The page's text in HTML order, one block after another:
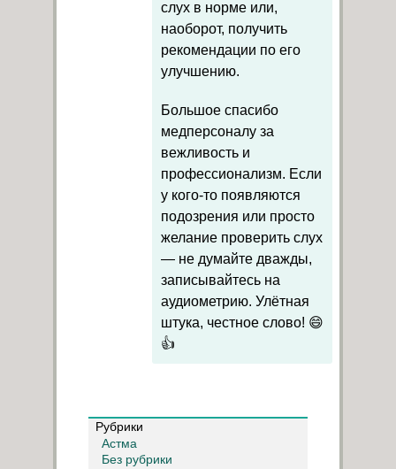
слух в норме или,
наоборот, получить
рекомендации по его
улучшению.
Большое спасибо
медперсоналу за
вежливость и
профессионализм. Если
у кого-то появляются
подозрения или просто
желание проверить слух
— не думайте дважды,
записывайтесь на
аудиометрию. Улётная
штука, честное слово! 😄
👍
Рубрики
Астма
Без рубрики